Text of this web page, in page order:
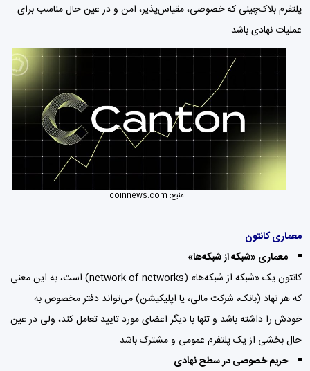
پلتفرم بلاک‌چینی که خصوصی، مقیاس‌پذیر، امن و در عین حال مناسب برای
عملیات نهادی باشد.
منبع: coinnews.com
معماری کانتون
معماری «شبکه از شبکه‌ها»
کانتون یک «شبکه از شبکه‌ها» (network of networks) است، به این معنی
که هر نهاد (بانک، شرکت مالی، یا اپلیکیشن) می‌تواند دفتر مخصوص به
خودش را داشته باشد و تنها با دیگر اعضای مورد تایید تعامل کند، ولی در عین
حال بخشی از یک پلتفرم عمومی و مشترک باشد.
حریم خصوصی در سطح نهادی